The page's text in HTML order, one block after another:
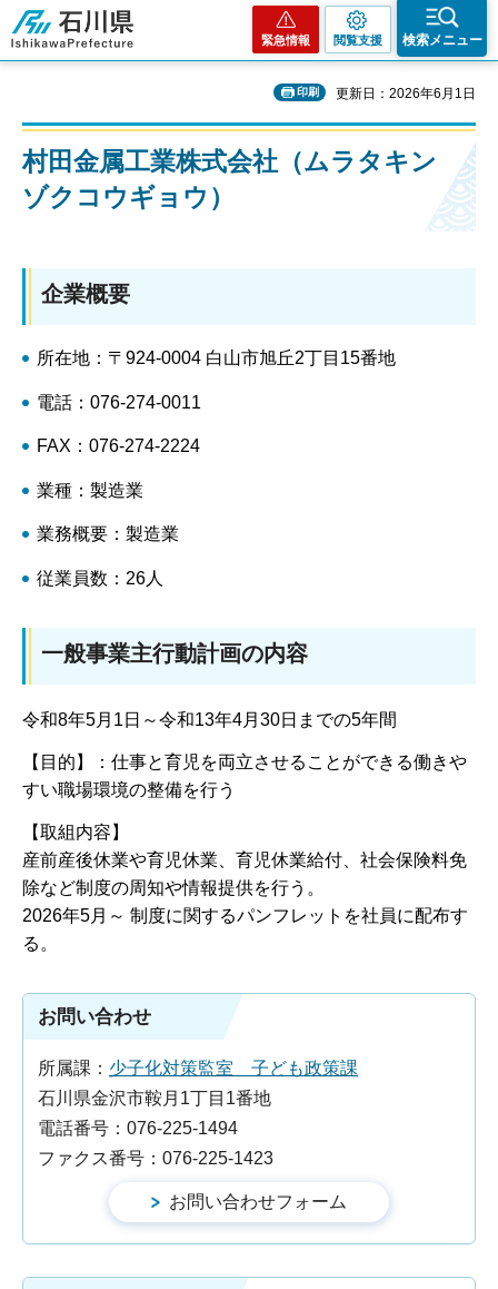
石川県
緊急情報 閲覧支援 検索メニュー
印刷 更新日：2026年6月1日
村田金属工業株式会社（ムラタキン
ゾクコウギョウ）
企業概要
所在地：〒924-0004 白山市旭丘2丁目15番地
電話：076-274-0011
FAX：076-274-2224
業種：製造業
業務概要：製造業
従業員数：26人
一般事業主行動計画の内容
令和8年5月1日～令和13年4月30日までの5年間
【目的】：仕事と育児を両立させることができる働きや
すい職場環境の整備を行う
【取組内容】
産前産後休業や育児休業、育児休業給付、社会保険料免
除など制度の周知や情報提供を行う。
2026年5月～ 制度に関するパンフレットを社員に配布す
る。
お問い合わせ
所属課： 少子化対策監室 子ども政策課
石川県金沢市鞍月1丁目1番地
電話番号：076-225-1494
ファクス番号：076-225-1423